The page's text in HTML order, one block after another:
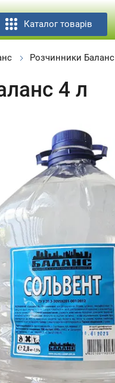
Каталог товарів
Розчинники Баланс
4 л